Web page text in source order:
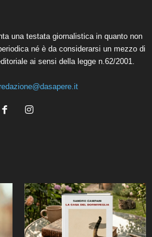
una testata giornalistica in quanto non
né è da considerarsi un mezzo di
ai sensi della legge n.62/2001.